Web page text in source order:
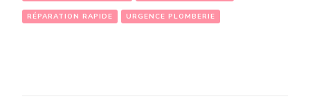
RÉPARATION RAPIDE URGENCE PLOMBERIE